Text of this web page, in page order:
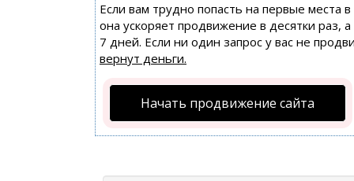
Если вам трудно попасть на первые места
она ускоряет продвижение в десятки раз,
7 дней. Если ни один запрос у вас не
вернут деньги.
Начать продвижение сайта